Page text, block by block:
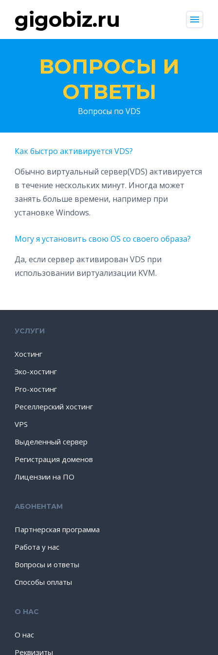
gigobiz.ru menu
ВОПРОСЫ И
ОТВЕТЫ
Вопросы по VDS
Как быстро активируется VDS?
Обычно виртуальный сервер(VDS) активируется
в течение нескольких минут. Иногда может
занять больше времени, например при
установке Windows.
Могу я установить свою OS со своего образа?
Да, если сервер активирован VDS при
использовании виртуализации KVM.
УСЛУГИ
Хостинг
Эко-хостинг
Pro-хостинг
Реселлерский хостинг
VPS
Выделенный сервер
Регистрация доменов
Лицензии на ПО
АБОНЕНТАМ
Партнерская программа
Работа у нас
Вопросы и ответы
Способы оплаты
О НАС
О нас
Реквизиты